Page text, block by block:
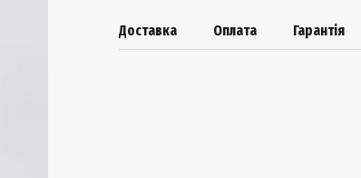
Доставка Оплата Гарантія